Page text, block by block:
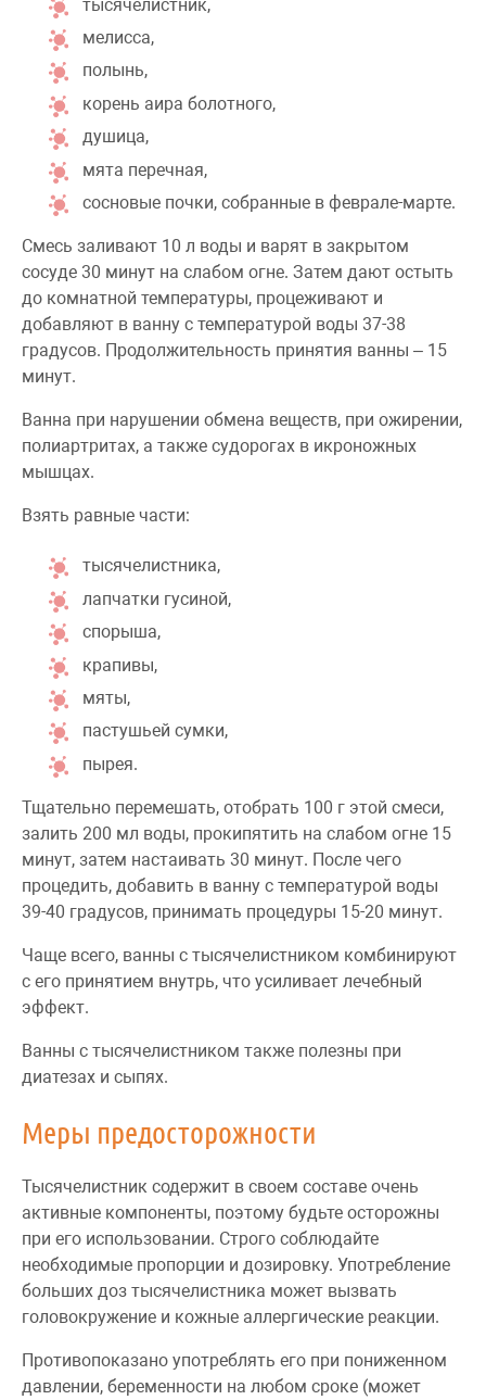
тысячелистник,
мелисса,
полынь,
корень аира болотного,
душица,
мята перечная,
сосновые почки, собранные в феврале-марте.
Смесь заливают 10 л воды и варят в закрытом
сосуде 30 минут на слабом огне. Затем дают остыть
до комнатной температуры, процеживают и
добавляют в ванну с температурой воды 37-38
градусов. Продолжительность принятия ванны – 15
минут.
Ванна при нарушении обмена веществ, при ожирении,
полиартритах, а также судорогах в икроножных
мышцах.
Взять равные части:
тысячелистника,
лапчатки гусиной,
спорыша,
крапивы,
мяты,
пастушьей сумки,
пырея.
Тщательно перемешать, отобрать 100 г этой смеси,
залить 200 мл воды, прокипятить на слабом огне 15
минут, затем настаивать 30 минут. После чего
процедить, добавить в ванну с температурой воды
39-40 градусов, принимать процедуры 15-20 минут.
Чаще всего, ванны с тысячелистником комбинируют
с его принятием внутрь, что усиливает лечебный
эффект.
Ванны с тысячелистником также полезны при
диатезах и сыпях.
Меры предосторожности
Тысячелистник содержит в своем составе очень
активные компоненты, поэтому будьте осторожны
при его использовании. Строго соблюдайте
необходимые пропорции и дозировку. Употребление
больших доз тысячелистника может вызвать
головокружение и кожные аллергические реакции.
Противопоказано употреблять его при пониженном
давлении, беременности на любом сроке (может